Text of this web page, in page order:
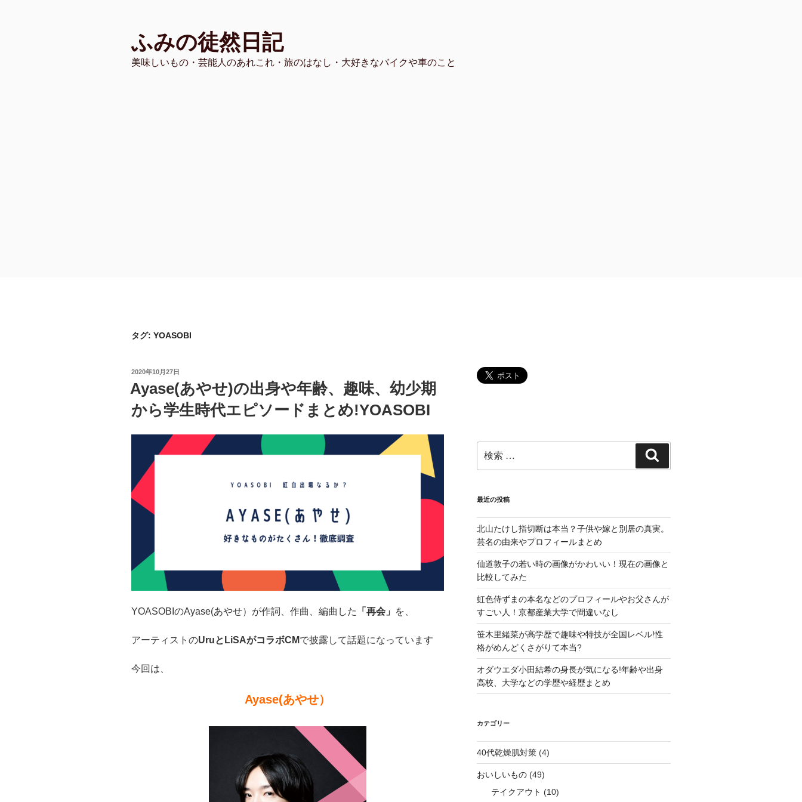
ふみの徒然日記
美味しいもの・芸能人のあれこれ・旅のはなし・大好きなバイクや車のこと
タグ: YOASOBI
投
日:
2020年10月27日
Ayase(あやせ)の出身や年齢、趣味、幼少期
から学生時代エピソードまとめ!YOASOBI
YOASOBIのAyase(あやせ）が作詞、作曲、編曲した 「再会」 を、
アーティストのUruとLiSAがコラボCMで披露して話題になっています
今回は、
Ayase(あやせ）
索:
索
最近の投稿
北山たけし指切断は本当？子供や嫁と別居の真実。
芸名の由来やプロフィールまとめ
仙道敦子の若い時の画像がかわいい！現在の画像と
比較してみた
虹色侍ずまの本名などのプロフィールやお父さんが
すごい人！京都産業大学で間違いなし
笹木里緒菜が高学歴で趣味や特技が全国レベル!性
格がめんどくさがりて本当?
オダウエダ小田結希の身長が気になる!年齢や出身
高校、大学などの学歴や経歴まとめ
カテゴリー
40代乾燥肌対策(4)
おいしいもの(49)
テイクアウト (10)